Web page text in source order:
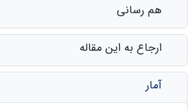
هم رسانی
ارجاع به این مقاله
آمار